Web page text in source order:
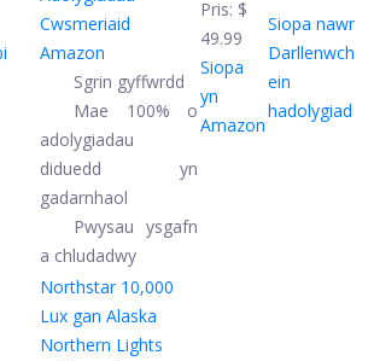
Cwsmeriaid
Amazon
Sgrin gyffwrdd
Mae 100% o
adolygiadau
diduedd yn
gadarnhaol
Pwysau ysgafn
a chludadwy
Pris: $
49.99
Siopa
yn
Amazon
Siopa nawr
Darllenwch
ein
hadolygiad
Northstar 10,000
Lux gan Alaska
Northern Lights